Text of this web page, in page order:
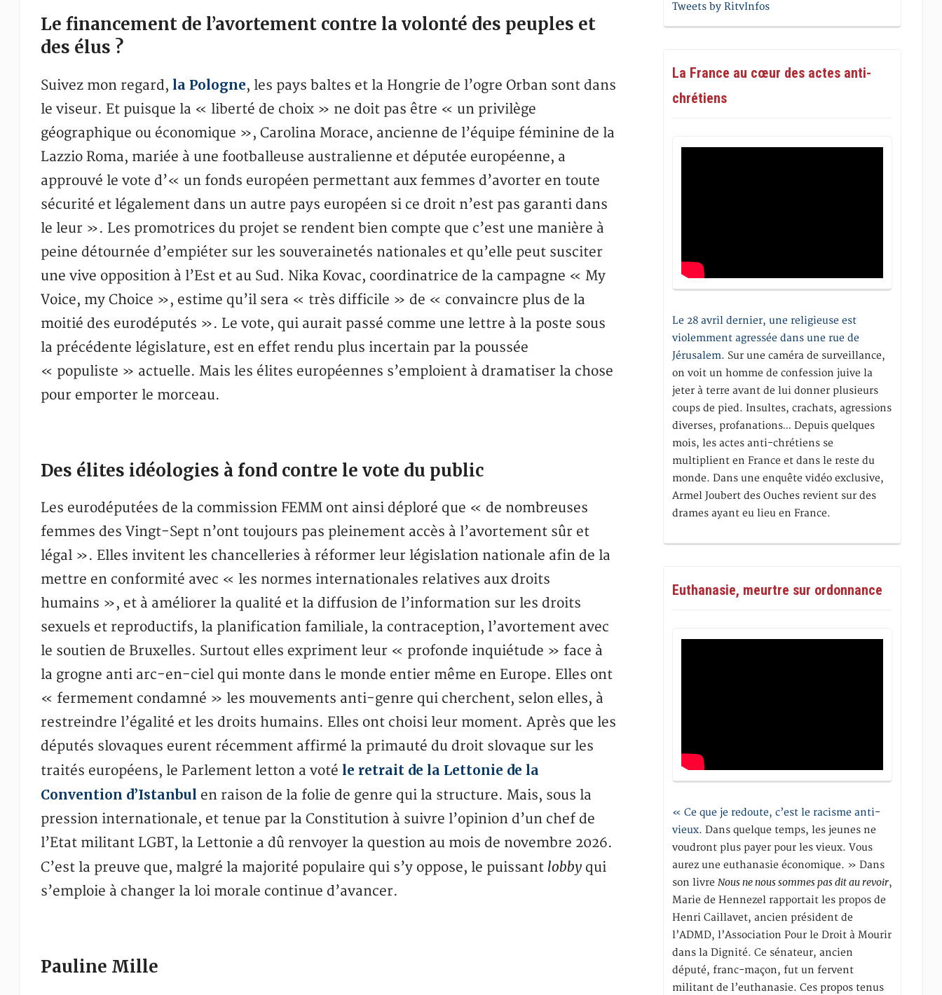
Le financement de l’avortement contre la volonté des peuples et
des élus ?
Suivez mon regard, la Pologne, les pays baltes et la Hongrie de l’ogre Orban sont dans
le viseur. Et puisque la « liberté de choix » ne doit pas être « un privilège
géographique ou économique », Carolina Morace, ancienne de l’équipe féminine de la
Lazzio Roma, mariée à une footballeuse australienne et députée européenne, a
approuvé le vote d’« un fonds européen permettant aux femmes d’avorter en toute
sécurité et légalement dans un autre pays européen si ce droit n’est pas garanti dans
le leur ». Les promotrices du projet se rendent bien compte que c’est une manière à
peine détournée d’empiéter sur les souverainetés nationales et qu’elle peut susciter
une vive opposition à l’Est et au Sud. Nika Kovac, coordinatrice de la campagne « My
Voice, my Choice », estime qu’il sera « très difficile » de « convaincre plus de la
moitié des eurodéputés ». Le vote, qui aurait passé comme une lettre à la poste sous
la précédente législature, est en effet rendu plus incertain par la poussée
« populiste » actuelle. Mais les élites européennes s’emploient à dramatiser la chose
pour emporter le morceau.
Des élites idéologies à fond contre le vote du public
Les eurodéputées de la commission FEMM ont ainsi déploré que « de nombreuses
femmes des Vingt-Sept n’ont toujours pas pleinement accès à l’avortement sûr et
légal ». Elles invitent les chancelleries à réformer leur législation nationale afin de la
mettre en conformité avec « les normes internationales relatives aux droits
humains », et à améliorer la qualité et la diffusion de l’information sur les droits
sexuels et reproductifs, la planification familiale, la contraception, l’avortement avec
le soutien de Bruxelles. Surtout elles expriment leur « profonde inquiétude » face à
la grogne anti arc-en-ciel qui monte dans le monde entier même en Europe. Elles ont
« fermement condamné » les mouvements anti-genre qui cherchent, selon elles, à
restreindre l’égalité et les droits humains. Elles ont choisi leur moment. Après que les
députés slovaques eurent récemment affirmé la primauté du droit slovaque sur les
traités européens, le Parlement letton a voté le retrait de la Lettonie de la
Convention d’Istanbul en raison de la folie de genre qui la structure. Mais, sous la
pression internationale, et tenue par la Constitution à suivre l’opinion d’un chef de
l’Etat militant LGBT, la Lettonie a dû renvoyer la question au mois de novembre 2026.
C’est la preuve que, malgré la majorité populaire qui s’y oppose, le puissant lobbyqui
s’emploie à changer la loi morale continue d’avancer.
Pauline Mille
Tweets by RitvInfos
La France au cœur des actes anti-
chrétiens
Le 28 avril dernier, une religieuse est
violemment agressée dans une rue de
Jérusalem. Sur une caméra de surveillance,
on voit un homme de confession juive la
jeter à terre avant de lui donner plusieurs
coups de pied. Insultes, crachats, agressions
diverses, profanations… Depuis quelques
mois, les actes anti-chrétiens se
multiplient en France et dans le reste du
monde. Dans une enquête vidéo exclusive,
Armel Joubert des Ouches revient sur des
drames ayant eu lieu en France.
Euthanasie, meurtre sur ordonnance
« Ce que je redoute, c’est le racisme anti-
vieux. Dans quelque temps, les jeunes ne
voudront plus payer pour les vieux. Vous
aurez une euthanasie économique. » Dans
son livreNous ne nous sommes pas dit au revoir,
Marie de Hennezel rapportait les propos de
Henri Caillavet, ancien président de
l’ADMD, l’Association Pour le Droit à Mourir
dans la Dignité. Ce sénateur, ancien
député, franc-maçon, fut un fervent
militant de l’euthanasie. Ces propos tenus